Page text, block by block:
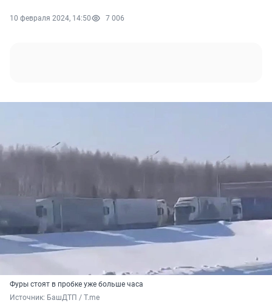
10 февраля 2024, 14:50 7 006
Фуры стоят в пробке уже больше часа
Источник: БашДТП / T.me